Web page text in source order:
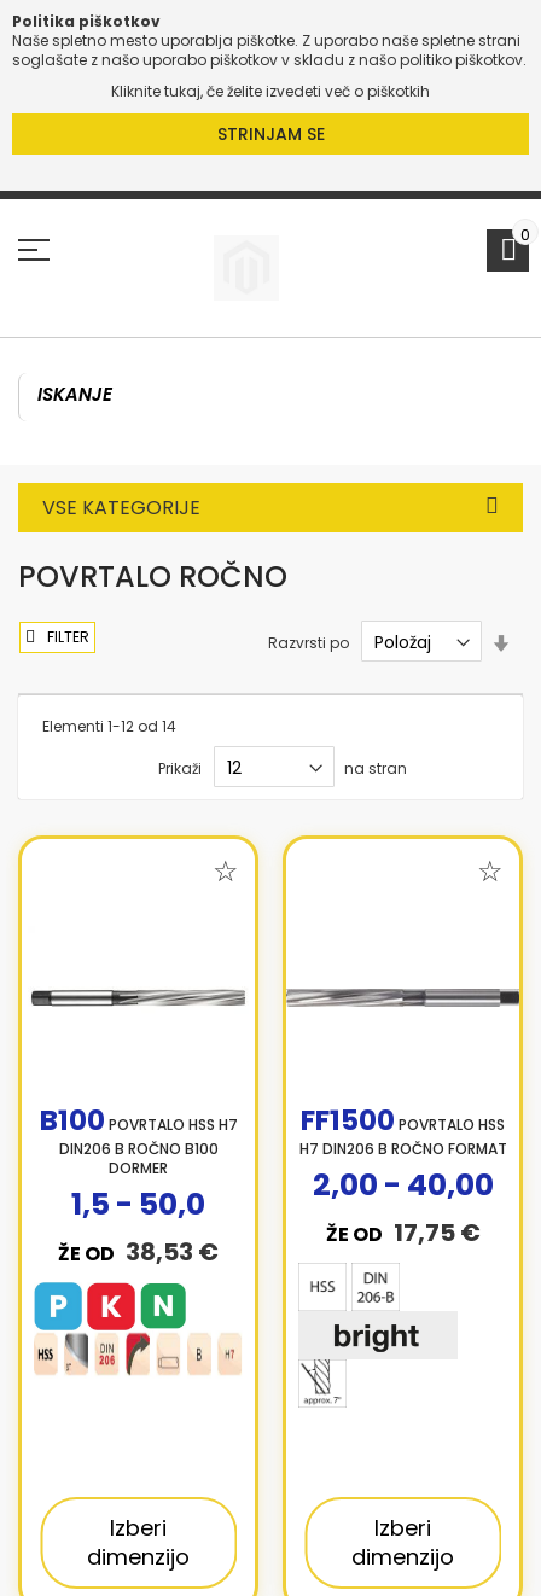
Politika piškotkov
Naše spletno mesto uporablja piškotke. Z uporabo naše spletne strani
soglašate z našo uporabo piškotkov v skladu z našo politiko piškotkov.
Kliknite tukaj, če želite izvedeti več o piškotkih
STRINJAM SE
Preskoči
0
VSE KATEGORIJE
POVRTALO ROČNO
Elementi 1-12 od 14
Prikaži na stran
Razvrsti po
B100 POVRTALO HSS H7
DIN206 B ROČNO B100
DORMER
ŽE OD 38,53 €
1,5 - 50,0
Izberi
dimenzijo
FF1500 POVRTALO HSS
H7 DIN206 B ROČNO FORMAT
ŽE OD 17,75 €
2,00 - 40,00
Izberi
dimenzijo
FILTER